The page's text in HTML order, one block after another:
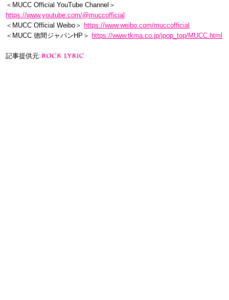
＜MUCC Official YouTube Channel＞
https://www.youtube.com/@muccofficial
＜MUCC Official Weibo＞ https://www.weibo.com/muccofficial
＜MUCC 徳間ジャパンHP＞ https://www.tkma.co.jp/jpop_top/MUCC.html
記事提供元: